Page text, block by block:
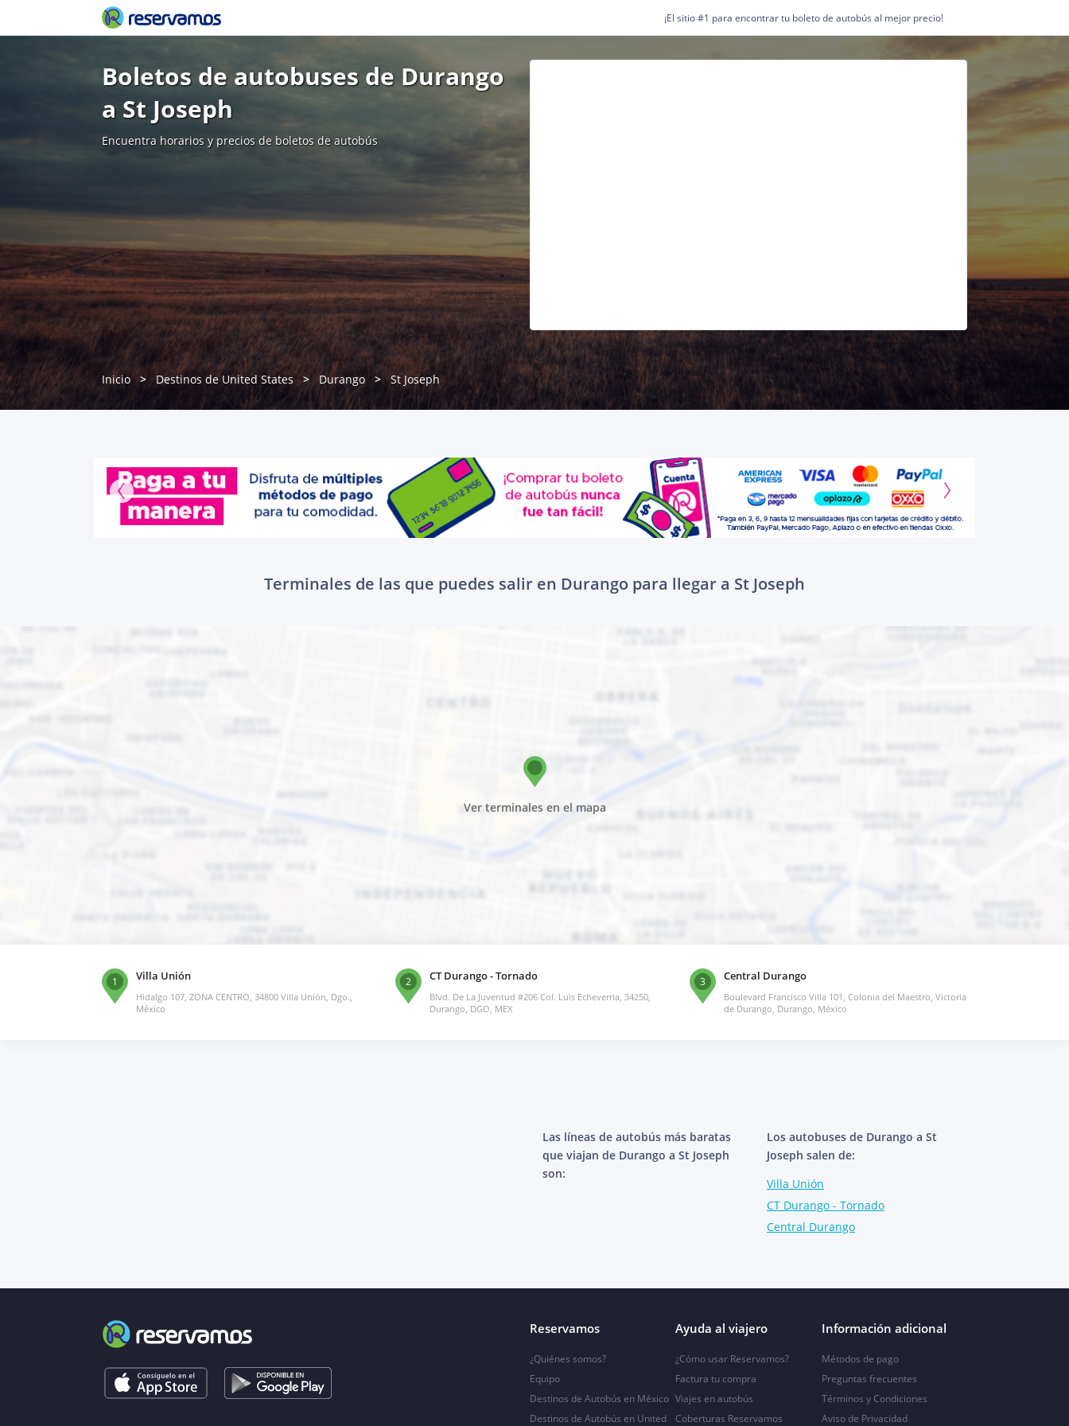
¡El sitio #1 para encontrar tu boleto de autobús al mejor precio!
Boletos de autobuses de Durango
a St Joseph
Encuentra horarios y precios de boletos de autobús
Inicio Destinos de United States Durango St Joseph
Terminales de las que puedes salir en Durango para llegar a St Joseph
Ver terminales en el mapa
1 Villa Unión
Hidalgo 107, ZONA CENTRO, 34800 Villa Unión, Dgo.,
México
2 CT Durango - Tornado
Blvd. De La Juventud #206 Col. Luis Echeverria, 34250,
Durango, DGO, MEX
3 Central Durango
Boulevard Francisco Villa 101, Colonia del Maestro, Victoria
de Durango, Durango, México
Las líneas de autobús más baratas
que viajan de Durango a St Joseph
son:
Los autobuses de Durango a St
Joseph salen de:
Villa Unión
CT Durango - Tornado
Central Durango
Reservamos
¿Quiénes somos?
Equipo
Destinos de Autobús en México
Destinos de Autobús en United
Ayuda al viajero
¿Cómo usar Reservamos?
Factura tu compra
Viajes en autobús
Coberturas Reservamos
Información adicional
Métodos de pago
Preguntas frecuentes
Términos y Condiciones
Aviso de Privacidad